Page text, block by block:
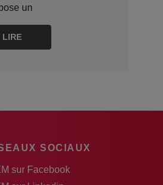
un
LIRE
SOCIAUX
sur Facebook